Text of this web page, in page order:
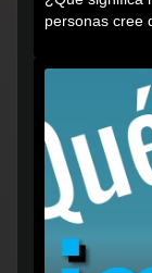
personas cree